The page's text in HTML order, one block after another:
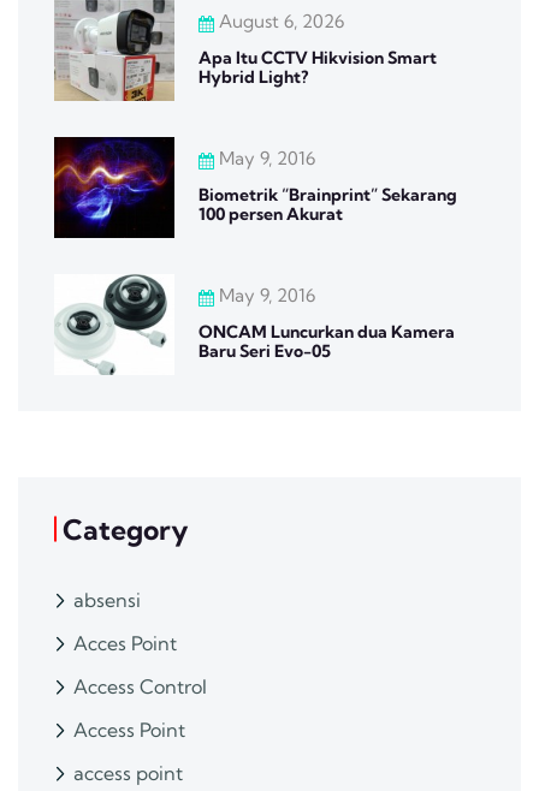
August 6, 2026
Apa Itu CCTV Hikvision Smart
Hybrid Light?
May 9, 2016
Biometrik “Brainprint” Sekarang
100 persen Akurat
May 9, 2016
ONCAM Luncurkan dua Kamera
Baru Seri Evo-05
Category
absensi
Acces Point
Access Control
Access Point
access point